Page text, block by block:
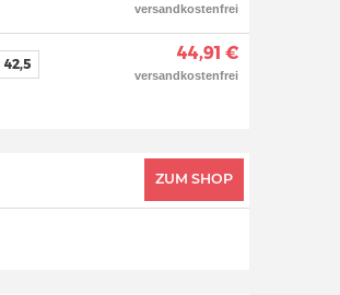
versandkostenfrei
42,5
44,91 €
versandkostenfrei
ZUM SHOP